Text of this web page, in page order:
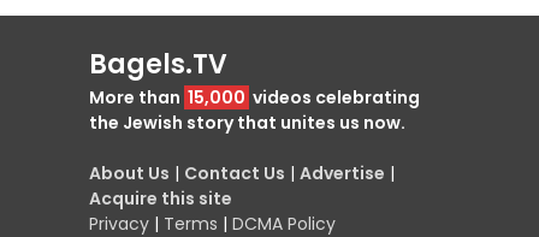
Bagels.TV
More than 15,000 videos celebrating
the Jewish story that unites us now.
About Us | Contact Us | Advertise |
Acquire this site
Privacy | Terms | DCMA Policy